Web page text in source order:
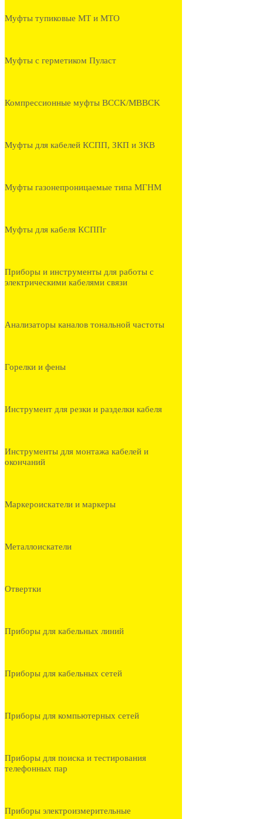
Муфты тупиковые МТ и МТО
Муфты с герметиком Пуласт
Компрессионные муфты BCCK/MBBCK
Муфты для кабелей КСПП, ЗКП и ЗКВ
Муфты газонепроницаемые типа МГНМ
Муфты для кабеля КСППг
Приборы и инструменты для работы с
электрическими кабелями связи
Анализаторы каналов тональной частоты
Горелки и фены
Инструмент для резки и разделки кабеля
Инструменты для монтажа кабелей и
окончаний
Маркероискатели и маркеры
Металлоискатели
Отвертки
Приборы для кабельных линий
Приборы для кабельных сетей
Приборы для компьютерных сетей
Приборы для поиска и тестирования
телефонных пар
Приборы электроизмерительные